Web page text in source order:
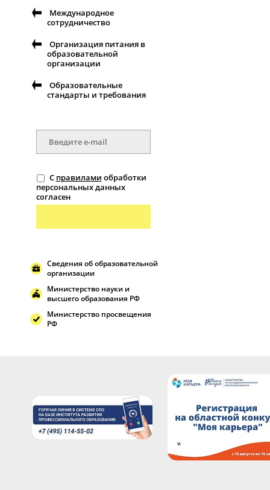
Международное
сотрудничество
Организация питания в
образовательной
организации
Образовательные
стандарты и требования
С правилами обработки
персональных данных
согласен
Сведения об образовательной
организации
Министерство науки и
высшего образования РФ
Министерство просвещения
РФ